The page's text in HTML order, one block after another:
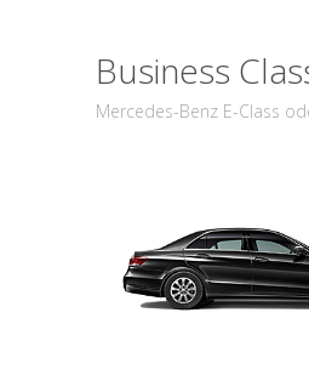
Business
Mercedes-Benz E-Class